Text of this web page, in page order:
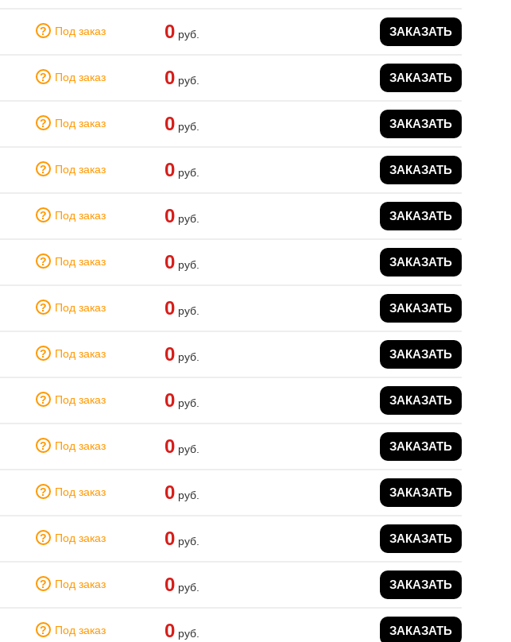
Под заказ 0 руб. ЗАКАЗАТЬ
Под заказ 0 руб. ЗАКАЗАТЬ
Под заказ 0 руб. ЗАКАЗАТЬ
Под заказ 0 руб. ЗАКАЗАТЬ
Под заказ 0 руб. ЗАКАЗАТЬ
Под заказ 0 руб. ЗАКАЗАТЬ
Под заказ 0 руб. ЗАКАЗАТЬ
Под заказ 0 руб. ЗАКАЗАТЬ
Под заказ 0 руб. ЗАКАЗАТЬ
Под заказ 0 руб. ЗАКАЗАТЬ
Под заказ 0 руб. ЗАКАЗАТЬ
Под заказ 0 руб. ЗАКАЗАТЬ
Под заказ 0 руб. ЗАКАЗАТЬ
Под заказ 0 руб. ЗАКАЗАТЬ